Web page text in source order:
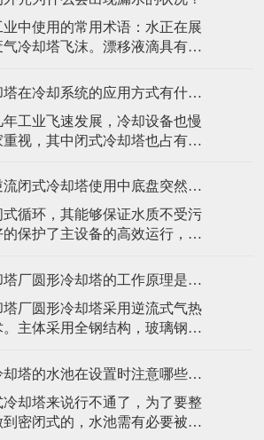
中使用的常用术语：水正在展
冷却塔飞沫。漂移液滴具有与
少相似的设备，所谓的漂流扫
空中游览后有必要脱离填充和塔
的风冷却塔，水滴，一般在进
水也可能会丢失，在风的状况
水
闭式冷却塔在冷却系统的应用方式有什么呢？
年工业飞速发展，冷却设备也慢
视，其中闭式冷却塔也占有一
气进入塔内的情况分自然通风
式冷却塔，而机械通风型又分抽
式两种，根据空气流动方向机
械
为什么逆流闭式冷却塔使用中底盘突然漏水呢？
式循环，其能够保证水质不受污
保护了主设备的高效运行，提
统，起到节水效果。推着国家
年密闭式冷却塔在钢铁冶金、电
械加工、空调系统等行业得到
洗涤
圆形冷却塔厂圆形冷却塔的工作原理是什么？
塔厂圆形冷却塔采用逆流式气热
主体采用全钢结构，玻璃钢板
填料采用优质的改性PVC斜梯
扩散淋水面积；通过旋转布水或
式，实现布水均匀，增强冷却
状为“圆形”，故名为圆形冷却
密闭式冷却塔的水池在设置时注意哪些事项？
冷却塔来说行不通了，为了要整
密闭式的，水池需有必要被合